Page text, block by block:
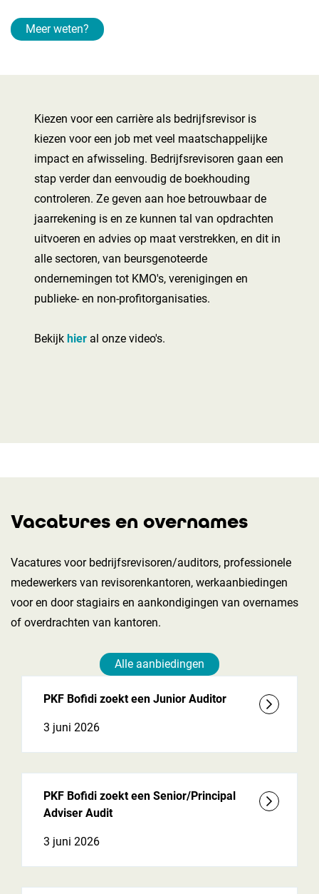
Meer weten?
Kiezen voor een carrière als bedrijfsrevisor is
kiezen voor een job met veel maatschappelijke
impact en afwisseling. Bedrijfsrevisoren gaan een
stap verder dan eenvoudig de boekhouding
controleren. Ze geven aan hoe betrouwbaar de
jaarrekening is en ze kunnen tal van opdrachten
uitvoeren en advies op maat verstrekken, en dit in
alle sectoren, van beursgenoteerde
ondernemingen tot KMO's, verenigingen en
publieke- en non-profitorganisaties.
Bekijk hier al onze video's.
Vacatures en overnames
Vacatures voor bedrijfsrevisoren/auditors, professionele
medewerkers van revisorenkantoren, werkaanbiedingen
voor en door stagiairs en aankondigingen van overnames
of overdrachten van kantoren.
Alle aanbiedingen
PKF Bofidi zoekt een Junior Auditor
3 juni 2026
PKF Bofidi zoekt een Senior/Principal
Adviser Audit
3 juni 2026